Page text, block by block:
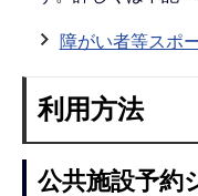
障がい者等スポ
利用方法
公共施設予約